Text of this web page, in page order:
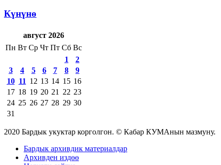
Күнүнө
август 2026
Пн Вт Ср Чт Пт Сб Вс
1
2
3
4 5 6 7 8
9
10 11 12 13 14 15 16
17 18 19 20 21 22 23
24 25 26 27 28 29 30
31
2020 Бардык укуктар корголгон. © Кабар КУМАнын мазмуну.
Бардык архивдик материалдар
Архивден издөө